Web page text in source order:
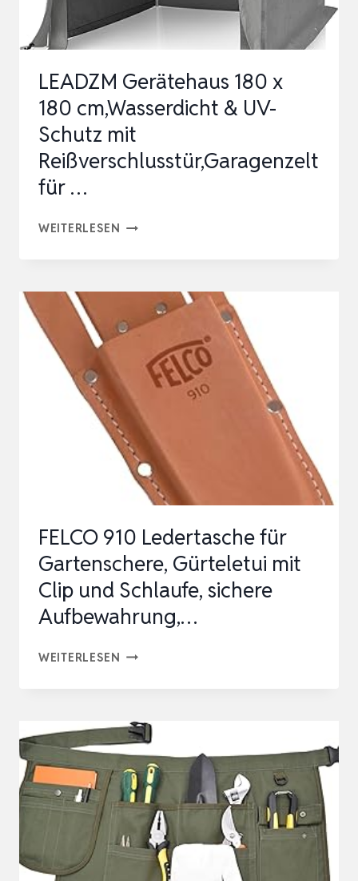
LEADZM Gerätehaus 180 x
180 cm,Wasserdicht & UV-
Schutz mit
Reißverschlusstür,Garagenzelt
für …
WEITERLESEN LEADZM
180
CM,WASSERDICHT
UV-
SCHUTZ
MIT
REISSVERSCHLUSSTÜR,GARAGENZELT F
ÜR …
FELCO 910 Ledertasche für
Gartenschere, Gürteletui mit
Clip und Schlaufe, sichere
Aufbewahrung,…
WEITERLESEN FELCO
FÜR
GARTENSCHERE,
GÜRTELETUI
MIT
CLIP
UND
SCHLAUFE,